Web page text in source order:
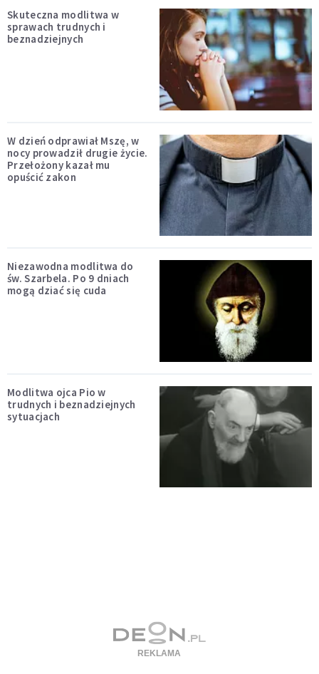
Skuteczna modlitwa w
sprawach trudnych i
beznadziejnych
W dzień odprawiał Mszę, w
nocy prowadził drugie życie.
Przełożony kazał mu
opuścić zakon
Niezawodna modlitwa do
św. Szarbela. Po 9 dniach
mogą dziać się cuda
Modlitwa ojca Pio w
trudnych i beznadziejnych
sytuacjach